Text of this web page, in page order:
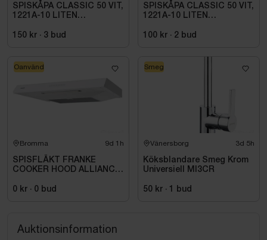
SPISKÅPA CLASSIC 50 VIT,
1221A-10 LITEN
150 kr · 3 bud
SPISKÅPA CLASSIC 50 VIT,
1221A-10 LITEN
100 kr · 2 bud
Bromma 9d 1h
SPISFLÄKT FRANKE
COOKER HOOD ALLIANCE,
0 kr · 0 bud
Oanvänd
Vänersborg 3d 5h
Köksblandare Smeg Krom
Universiell MI3CR
50 kr · 1 bud
Smeg
Auktionsinformation